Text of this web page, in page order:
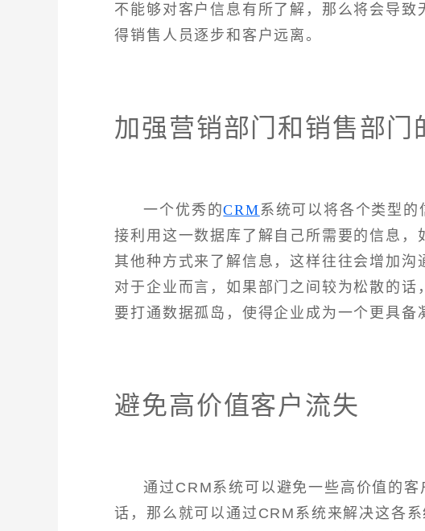
不能够对客户信息有所了解，那么将会导
得销售人员逐步和客户远离。
加强营销部门和销售部门
一个优秀的CRM 系统可以将各个类型
接利用这一数据库了解自己所需要的信息
其他种方式来了解信息，这样往往会增加沟
对于企业而言，如果部门之间较为松散的
要打通数据孤岛，使得企业成为一个更具备
避免高价值客户流失
通过CRM系统可以避免一些高价值的
话，那么就可以通过CRM系统来解决这各